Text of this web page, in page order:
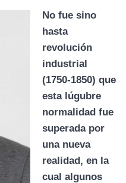
No fue sino
hasta
revolución
industrial
(1750-1850) que
esta lúgubre
normalidad fue
superada por
una nueva
realidad, en la
cual algunos